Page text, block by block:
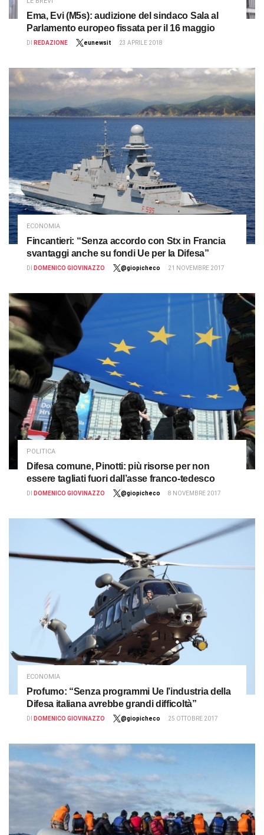
Ema, Evi (M5s): audizione del sindaco Sala al
Parlamento europeo fissata per il 16 maggio
DI REDAZIONE eunewsit 23 APRILE 2018
ECONOMIA
Fincantieri: “Senza accordo con Stx in Francia
svantaggi anche su fondi Ue per la Difesa”
DI DOMENICO GIOVINAZZO @giopicheco 21 NOVEMBRE 2017
POLITICA
Difesa comune, Pinotti: più risorse per non
essere tagliati fuori dall’asse franco-tedesco
DI DOMENICO GIOVINAZZO @giopicheco 8 NOVEMBRE 2017
ECONOMIA
Profumo: “Senza programmi Ue l’industria della
Difesa italiana avrebbe grandi difficoltà”
DI DOMENICO GIOVINAZZO @giopicheco 25 OTTOBRE 2017